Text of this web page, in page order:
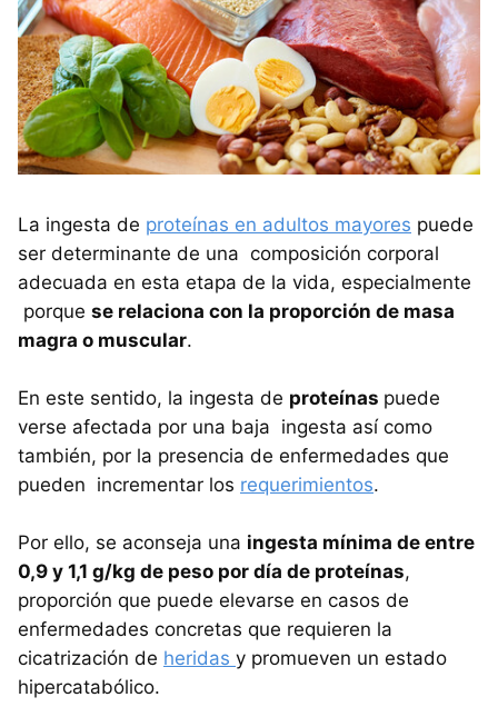
La ingesta de proteínas en adultos mayores puede
ser determinante de una composición corporal
adecuada en esta etapa de la vida, especialmente
porque se relaciona con la proporción de masa
magra o muscular.
En este sentido, la ingesta de proteínas puede
verse afectada por una baja ingesta así como
también, por la presencia de enfermedades que
pueden incrementar los requerimientos.
Por ello, se aconseja una ingesta mínima de entre
0,9 y 1,1 g/kg de peso por día de proteínas,
proporción que puede elevarse en casos de
enfermedades concretas que requieren la
cicatrización de heridas y promueven un estado
hipercatabólico.